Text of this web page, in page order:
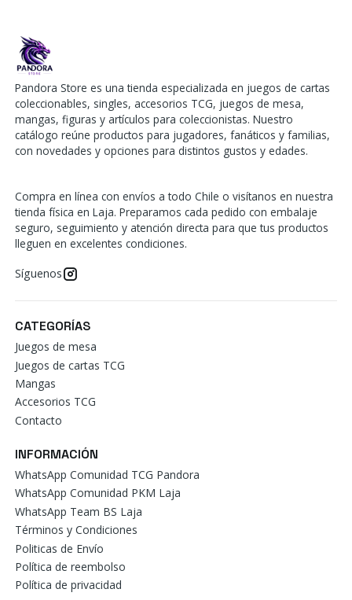
Pandora Store es una tienda especializada en juegos de cartas
coleccionables, singles, accesorios TCG, juegos de mesa,
mangas, figuras y artículos para coleccionistas. Nuestro
catálogo reúne productos para jugadores, fanáticos y familias,
con novedades y opciones para distintos gustos y edades.
Compra en línea con envíos a todo Chile o visítanos en nuestra
tienda física en Laja. Preparamos cada pedido con embalaje
seguro, seguimiento y atención directa para que tus productos
lleguen en excelentes condiciones.
Síguenos
CATEGORÍAS
Juegos de mesa
Juegos de cartas TCG
Mangas
Accesorios TCG
Contacto
INFORMACIÓN
WhatsApp Comunidad TCG Pandora
WhatsApp Comunidad PKM Laja
WhatsApp Team BS Laja
Términos y Condiciones
Politicas de Envío
Política de reembolso
Política de privacidad